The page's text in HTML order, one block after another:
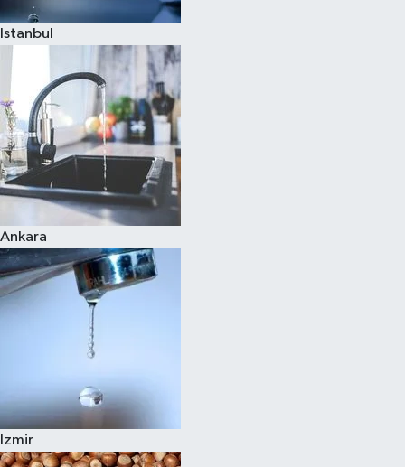
Istanbul
Ankara
Izmir